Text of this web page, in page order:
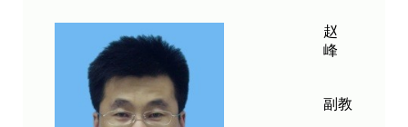
赵
峰
副教